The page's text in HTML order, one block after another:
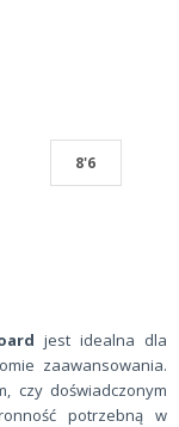
8'6
jest idealna dla
zaawansowania.
czy doświadczonym
potrzebną w